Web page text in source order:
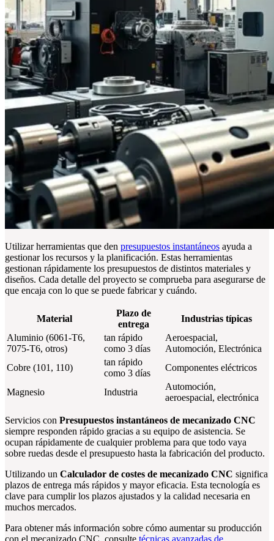
Utilizar herramientas que den presupuestos instantáneos ayuda a
gestionar los recursos y la planificación. Estas herramientas
gestionan rápidamente los presupuestos de distintos materiales y
diseños. Cada detalle del proyecto se comprueba para asegurarse de
que encaja con lo que se puede fabricar y cuándo.
Material
Plazo de
entrega
Industrias típicas
Aluminio (6061-T6,
7075-T6, otros)
tan rápido
como 3 días
Aeroespacial,
Automoción, Electrónica
Cobre (101, 110)
tan rápido
como 3 días
Componentes eléctricos
Magnesio Industria
Automoción,
aeroespacial, electrónica
Servicios con Presupuestos instantáneos de mecanizado CNC
siempre responden rápido gracias a su equipo de asistencia. Se
ocupan rápidamente de cualquier problema para que todo vaya
sobre ruedas desde el presupuesto hasta la fabricación del producto.
Utilizando un Calculador de costes de mecanizado CNC significa
plazos de entrega más rápidos y mayor eficacia. Esta tecnología es
clave para cumplir los plazos ajustados y la calidad necesaria en
muchos mercados.
Para obtener más información sobre cómo aumentar su producción
con el mecanizado CNC, consulte técnicas avanzadas de